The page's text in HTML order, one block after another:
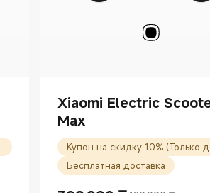
Xiaomi Electric
Max
Бесплатная доставка